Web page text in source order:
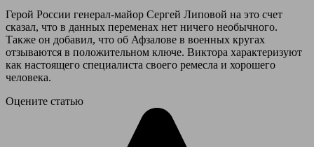
Герой России генерал-майор Сергей Липовой на это счет
сказал, что в данных переменах нет ничего необычного.
Также он добавил, что об Афзалове в военных кругах
отзываются в положительном ключе. Виктора характеризуют
как настоящего специалиста своего ремесла и хорошего
человека.
Оцените статью